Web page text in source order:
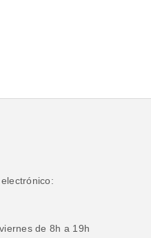
de 8h a 19h